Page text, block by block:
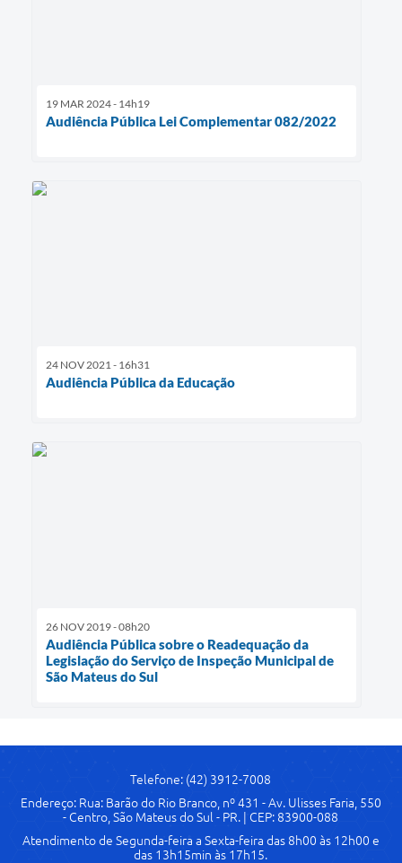
19 MAR 2024 - 14h19
Audiência Pública Lei Complementar 082/2022
24 NOV 2021 - 16h31
Audiência Pública da Educação
26 NOV 2019 - 08h20
Audiência Pública sobre o Readequação da
Legislação do Serviço de Inspeção Municipal de
São Mateus do Sul
Telefone: (42) 3912-7008
Endereço: Rua: Barão do Rio Branco, nº 431 - Av. Ulisses Faria, 550
- Centro, São Mateus do Sul - PR. | CEP: 83900-088
Atendimento de Segunda-feira a Sexta-feira das 8h00 às 12h00 e
das 13h15min às 17h15.